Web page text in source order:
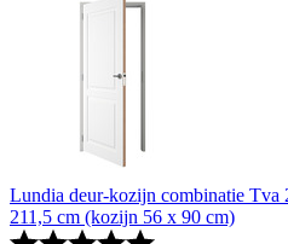
Lundia deur-kozijn combinatie
211,5 cm (kozijn 56 x 90 cm)